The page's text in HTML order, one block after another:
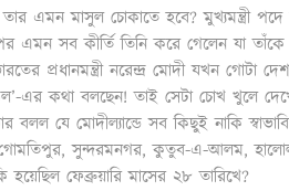
এমন মাসুল চোকাতে হবে? মুখ্যমন্ত্রী
এমন সব কীর্তি তিনি করে গেলেন যা তাঁকে
প্রধানমন্ত্রী নরেন্দ্র মোদী যখন গোটা
এর কথা বলছেন! তাই সেটা চোখ খুলে
যে মোদীল্যান্ডে সব কিছুই নাকি
সুন্দরমনগর, কুতুব-এ-আলম, হালোল
ফেব্রুয়ারি মাসের ২৮ তারিখে?